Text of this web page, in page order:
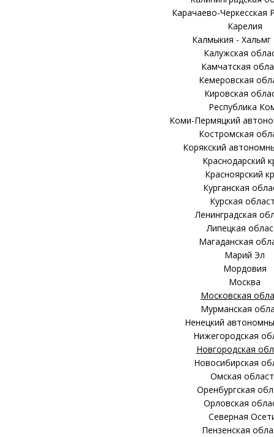
Карачаево-Черкесская
Карелия
Калмыкия - Хальмг
Калужская
Камчатская
Кемеровская
Кировская
Республика
Коми-Пермяцкий
Костромская
Корякский
Краснодарский
Красноярский
Курганская
Курская
Ленинградская
Липецкая
Магаданская
Марий Эл
Мордовия
Москва
Московская
Мурманская
Ненецкий
Нижегородская
Новгородская
Новосибирская
Омская
Оренбургская
Орловская
Северная
Пензенская